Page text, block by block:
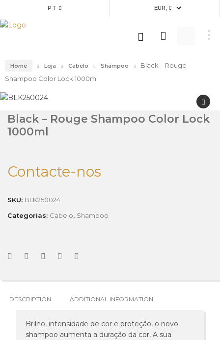
PT
Home Loja Cabelo Shampoo
Black – Rouge
Shampoo Color Lock 1000ml
Black – Rouge Shampoo Color Lock
1000ml
Contacte-nos
SKU: BLK250024
Categorias: Cabelo, Shampoo
DESCRIPTION ADDITIONAL INFORMATION
Brilho, intensidade de cor e proteção, o novo
shampoo aumenta a duração da cor, A sua